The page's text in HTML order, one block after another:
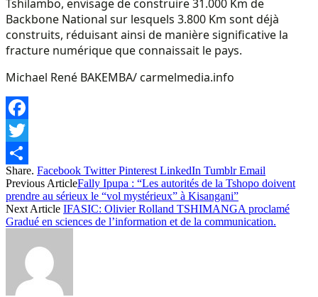
Tshilambo, envisage de construire 31.000 Km de
Backbone National sur lesquels 3.800 Km sont déjà
construits, réduisant ainsi de manière significative la
fracture numérique que connaissait le pays.
Michael René BAKEMBA/ carmelmedia.info
Facebook
Twitter
Share
Share. Facebook Twitter Pinterest LinkedIn Tumblr Email
Previous ArticleFally Ipupa : “Les autorités de la Tshopo doivent
prendre au sérieux le “vol mystérieux” à Kisangani”
Next Article IFASIC: Olivier Rolland TSHIMANGA proclamé
Gradué en sciences de l’information et de la communication.